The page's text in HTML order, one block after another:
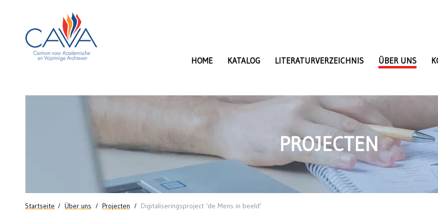
HOME KATALOG LITERATURVERZEICHNIS ÜBER UNS
Digitaliseringsproject
|
PROJECTEN
Sie sind hier
Startseite Über uns Projecten Digitaliseringsproject ‘de Mens in beeld’